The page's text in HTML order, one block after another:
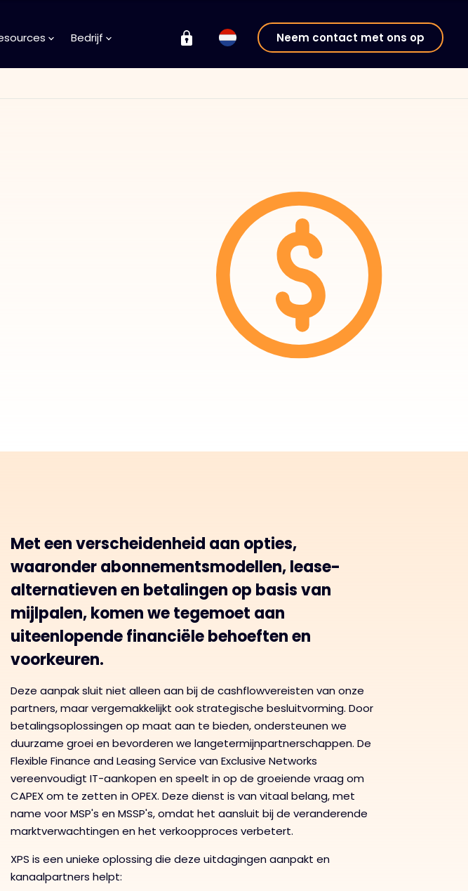
Bedrijf Neem contact met ons op
Met een verscheidenheid aan opties,
waaronder abonnementsmodellen, lease-
alternatieven en betalingen op basis van
mijlpalen, komen we tegemoet aan
uiteenlopende financiële behoeften en
voorkeuren.
Deze aanpak sluit niet alleen aan bij de cashflowvereisten van onze
partners, maar vergemakkelijkt ook strategische besluitvorming. Door
betalingsoplossingen op maat aan te bieden, ondersteunen we
duurzame groei en bevorderen we langetermijnpartnerschappen. De
Flexible Finance and Leasing Service van Exclusive Networks
vereenvoudigt IT-aankopen en speelt in op de groeiende vraag om
CAPEX om te zetten in OPEX. Deze dienst is van vitaal belang, met
name voor MSP's en MSSP's, omdat het aansluit bij de veranderende
marktverwachtingen en het verkoopproces verbetert.
XPS is een unieke oplossing die deze uitdagingen aanpakt en
kanaalpartners helpt: